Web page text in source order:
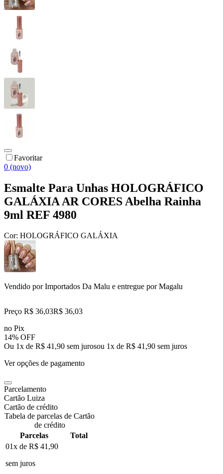
Favoritar
0 (novo)
Esmalte Para Unhas HOLOGRÁFICO
GALÁXIA AR CORES Abelha Rainha
9ml REF 4980
Cor: HOLOGRÁFICO GALÁXIA
Vendido porImportados Da Malu e entregue por Magalu
Preço R$ 36,03R$ 36,03
no Pix
14% OFF
Ou 1x de R$ 41,90 sem jurosou 1x de R$ 41,90 sem juros
Ver opções de pagamento
Parcelamento
Cartão Luiza
Cartão de crédito
Tabela de parcelas de Cartão
de crédito
Parcelas
Total
01x de R$ 41,90
sem juros